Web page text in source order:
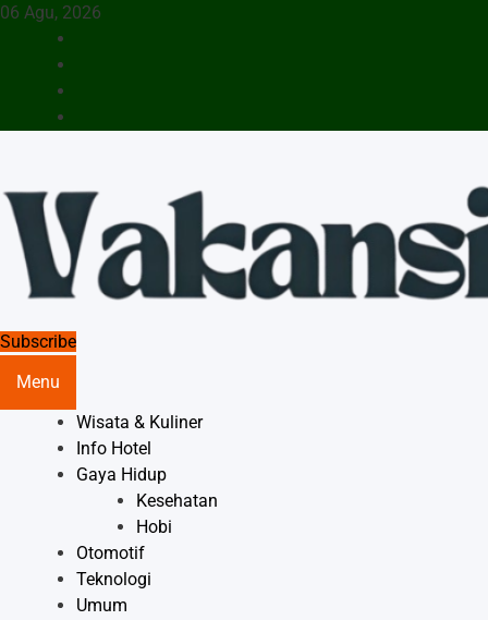
Skip
06 Agu, 2026
Vakansiinfo
Menyajikan Berita Serta Informasi Seputar Pariwisata Dan
Subscribe
Menu
Wisata & Kuliner
Info Hotel
Gaya Hidup
Kesehatan
Hobi
Otomotif
Teknologi
Umum